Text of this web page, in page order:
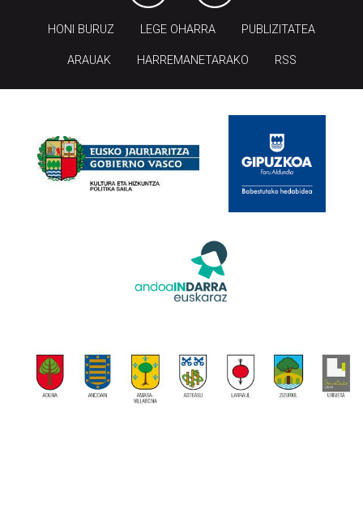
HONI BURUZ LEGE OHARRA PUBLIZITATEA
ARAUAK HARREMANETARAKO RSS